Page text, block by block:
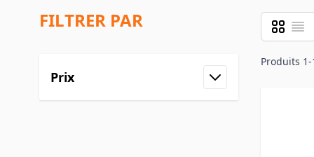
FILTRER PAR
Prix
Afficher
GrilleListe
Produits 1-